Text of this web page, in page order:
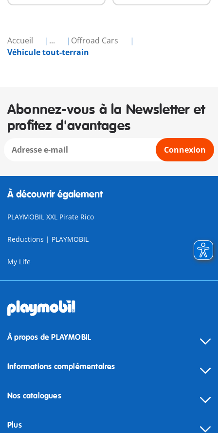
Accueil ...
Offroad Cars
Véhicule tout-terrain
Abonnez-vous à la Newsletter et
profitez d'avantages
Connexion
À découvrir également
PLAYMOBIL XXL Pirate Rico
Reductions | PLAYMOBIL
My Life
À propos de PLAYMOBIL
Informations complémentaires
Nos catalogues
Plus